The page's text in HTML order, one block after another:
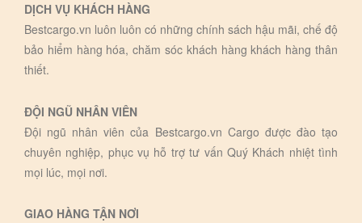
DỊCH VỤ KHÁCH HÀNG
Bestcargo.vn luôn luôn có những chính sách hậu mãi, chế độ
bảo hiểm hàng hóa, chăm sóc khách hàng khách hàng thân
thiết.
ĐỘI NGŨ NHÂN VIÊN
Đội ngũ nhân viên của Bestcargo.vn Cargo được đào tạo
chuyên nghiệp, phục vụ hỗ trợ tư vấn Quý Khách nhiệt tình
mọi lúc, mọi nơi.
GIAO HÀNG TẬN NƠI